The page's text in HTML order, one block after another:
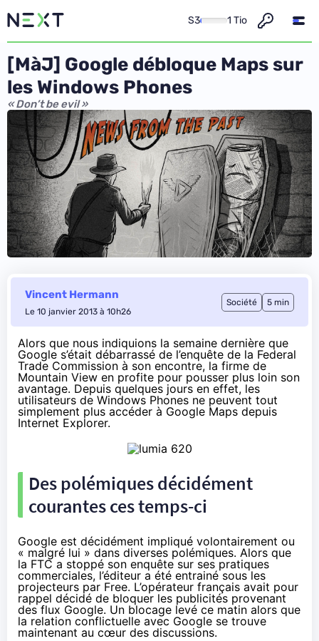
S3 1 Tio
[MàJ] Google débloque Maps sur
les Windows Phones
« Don’t be evil »
Vincent Hermann
Le 10 janvier 2013 à 10h26
Société 5 min
Alors que nous indiquions la semaine dernière que
Google s’était débarrassé de l’enquête de la Federal
Trade Commission à son encontre, la firme de
Mountain View en profite pour pousser plus loin son
avantage. Depuis quelques jours en effet, les
utilisateurs de Windows Phones ne peuvent tout
simplement plus accéder à Google Maps depuis
Internet Explorer.
Des polémiques décidément
courantes ces temps-ci
Google est décidément impliqué volontairement ou
« malgré lui » dans diverses polémiques. Alors que
la FTC a stoppé son enquête sur ses pratiques
commerciales, l’éditeur a été entrainé sous les
projecteurs par Free. L’opérateur français avait pour
rappel décidé de bloquer les publicités provenant
des flux Google. Un blocage levé ce matin alors que
la relation conflictuelle avec Google se trouve
maintenant au cœur des discussions.